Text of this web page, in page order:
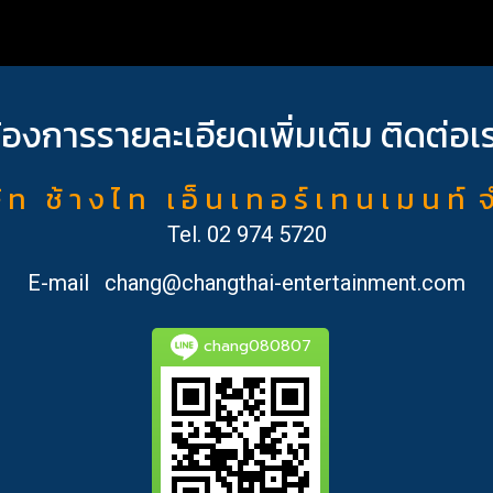
งการรายละเอียดเพิ่มเติม ติดต่อเ
ท ช้ า ง ไ ท เ อ็ น เ ท อ ร์ เ ท น เ ม น ท์
Tel. 02 974 5720
E-mail
chang@changthai-entertainment.com
chang080807